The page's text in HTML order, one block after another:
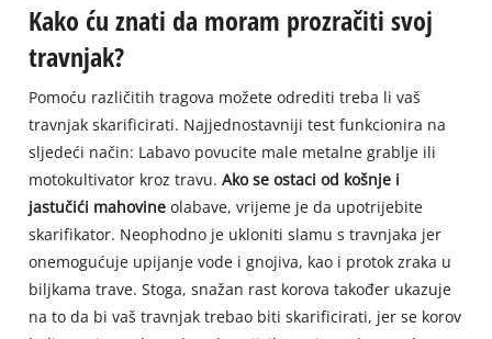
Kako ću znati da moram prozračiti svoj
travnjak?
Pomoću različitih tragova možete odrediti treba li vaš
travnjak skarificirati. Najjednostavniji test funkcionira na
sljedeći način: Labavo povucite male metalne grablje ili
motokultivator kroz travu.Ako se ostaci od košnje i
jastučići mahovine olabave, vrijeme je da upotrijebite
skarifikator. Neophodno je ukloniti slamu s travnjaka jer
onemogućuje upijanje vode i gnojiva, kao i protok zraka u
biljkama trave. Stoga, snažan rast korova također ukazuje
na to da bi vaš travnjak trebao biti skarificirati, jer se korov